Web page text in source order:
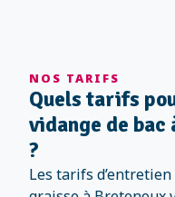
NOS TARIFS
Quels tarifs
vidange de bac
?
Les tarifs